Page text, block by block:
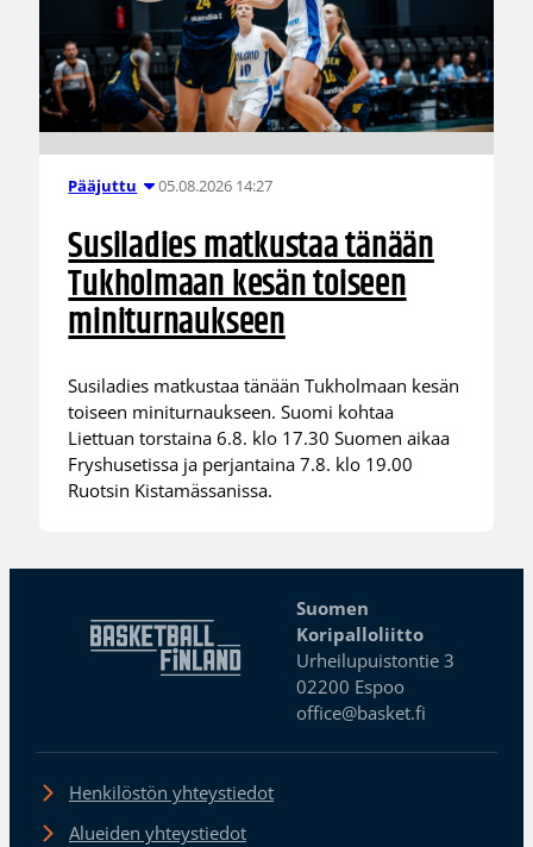
Pääjuttu 05.08.2026 14:27
Susiladies matkustaa tänään
Tukholmaan kesän toiseen
miniturnaukseen
Susiladies matkustaa tänään Tukholmaan kesän
toiseen miniturnaukseen. Suomi kohtaa
Liettuan torstaina 6.8. klo 17.30 Suomen aikaa
Fryshusetissa ja perjantaina 7.8. klo 19.00
Ruotsin Kistamässanissa.
Suomen
Koripalloliitto
Urheilupuistontie 3
02200 Espoo
office@basket.fi
Henkilöstön yhteystiedot
Alueiden yhteystiedot